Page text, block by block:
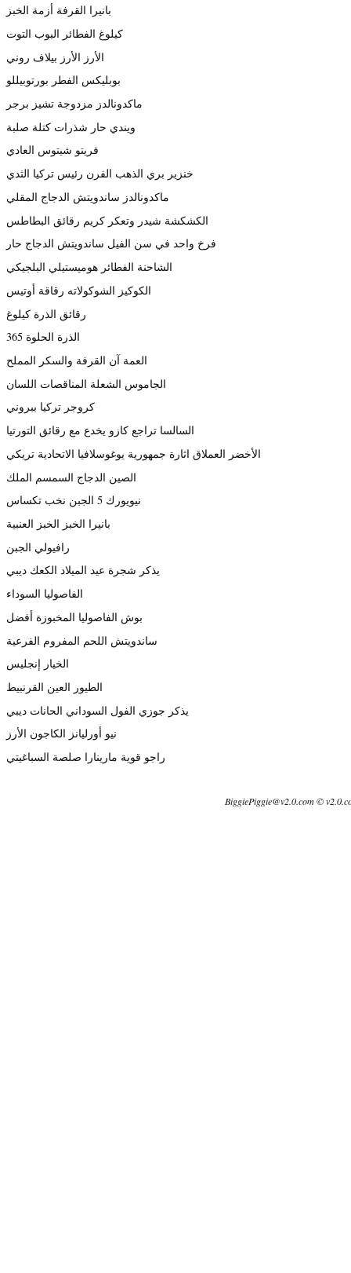
بانيرا القرفة أزمة الخبز
كيلوغ الفطائر البوب التوت
الأرز الأرز بيلاف روني
بوبليكس الفطر بورتوبيللو
ماكدونالدز مزدوجة تشيز برجر
ويندي حار شذرات كتلة صلبة
فريتو شيتوس العادي
خنزير بري الذهب الفرن رئيس تركيا الثدي
ماكدونالدز ساندويتش الدجاج المقلي
الكشكشة شيدر وتعكر كريم رقائق البطاطس
فرخ واحد في سن الفيل ساندويتش الدجاج حار
الشاحنة الفطائر هوميستيلي البلجيكي
الكوكيز الشوكولاته رقاقة أوتيس
رقائق الذرة كيلوغ
الذرة الحلوة 365
العمة آن القرفة والسكر المملح
الجاموس الشعلة المناقصات اللسان
كروجر تركيا ببروني
السالسا تراجع كازو يخدع مع رقائق التورتيا
الأخضر العملاق اثارة جمهورية يوغوسلافيا الاتحادية تريكي
الصين الدجاج السمسم الملك
نيويورك 5 الجبن نخب تكساس
بانيرا الخبز الخبز العنبية
رافيولي الجبن
يذكر شجرة عيد الميلاد الكعك ديبي
الفاصوليا السوداء
بوش الفاصوليا المخبوزة أفضل
ساندويتش اللحم المفروم الفرعية
الخيار إنجليس
الطيور العين القرنبيط
يذكر جوزي الفول السوداني الحانات ديبي
نيو أورليانز الكاجون الأرز
راجو قوية مارينارا صلصة السباغيتي
BiggiePiggie@v2.0.com ©